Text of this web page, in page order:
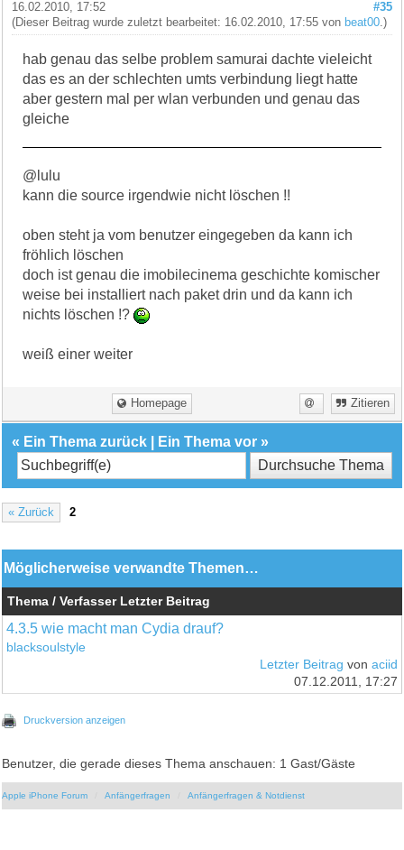
#35
16.02.2010, 17:52
(Dieser Beitrag wurde zuletzt bearbeitet: 16.02.2010, 17:55 von beat00.)
hab genau das selbe problem samurai dachte vieleicht
das es an der schlechten umts verbindung liegt hatte
aber gestern mal per wlan verbunden und genau das
gleiche
@lulu
kann die source irgendwie nicht löschen !!
oben steht ja vom benutzer eingegeben da kann ich
fröhlich löschen
doch ist genau die imobilecinema geschichte komischer
weise bei installiert nach paket drin und da kann ich
nichts löschen !?
weiß einer weiter
Homepage Zitieren
« Ein Thema zurück Ein Thema vor »
« Zurück 2
Möglicherweise verwandte Themen…
Thema / Verfasser Letzter Beitrag
4.3.5 wie macht man Cydia drauf?
blacksoulstyle
Letzter Beitrag von aciid
07.12.2011, 17:27
Druckversion anzeigen
Benutzer, die gerade dieses Thema anschauen: 1 Gast/Gäste
Apple iPhone Forum Anfängerfragen Anfängerfragen & Notdienst